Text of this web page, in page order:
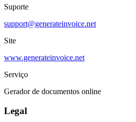
Suporte
support@generateinvoice.net
Site
www.generateinvoice.net
Serviço
Gerador de documentos online
Legal